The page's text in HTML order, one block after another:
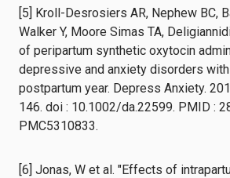
[5] Kroll-Desrosiers AR, Nephew BC,
Walker Y, Moore Simas TA,
of peripartum synthetic oxytocin
depressive and anxiety disorders
postpartum year. Depress Anxiety.
146. doi : 10.1002/da.22599. PMID :
PMC5310833.
[6] Jonas, W et al. "Effects of